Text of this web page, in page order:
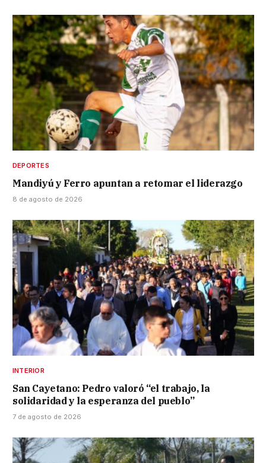
DEPORTES
Mandiyú y Ferro apuntan a retomar el liderazgo
8 de agosto de 2026
INTERIOR
San Cayetano: Pedro valoró “el trabajo, la
solidaridad y la esperanza del pueblo”
7 de agosto de 2026